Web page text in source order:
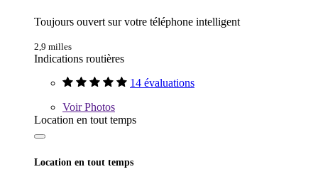
Toujours ouvert sur votre téléphone intelligent
2,9 milles
Indications routières
14 évaluations
VoirPhotos
Location en tout temps
Location en tout temps